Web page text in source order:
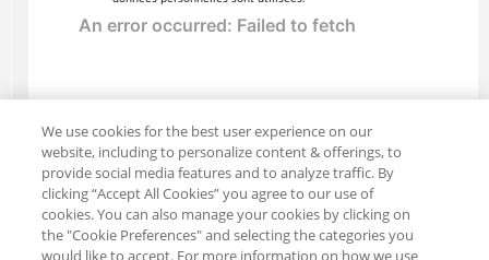
We use cookies for the best user experience on our
website, including to personalize content & offerings, to
provide social media features and to analyze traffic. By
clicking “Accept All Cookies” you agree to our use of
cookies. You can also manage your cookies by clicking on
the "Cookie Preferences" and selecting the categories you
would like to accept. For more information on how we use